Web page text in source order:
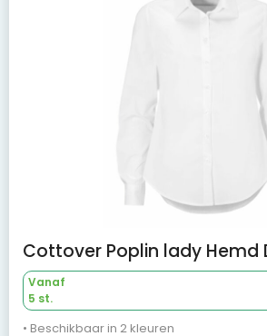
Cottover Poplin lady Hemd
Vanaf
5 st.
• Beschikbaar in 2 kleuren